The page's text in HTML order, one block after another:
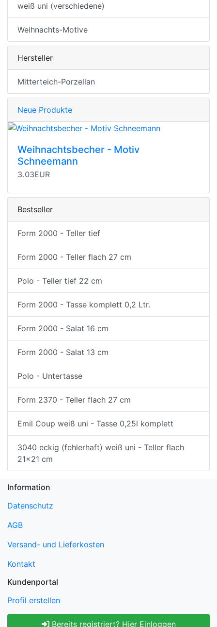
weiß uni (verschiedene)
Weihnachts-Motive
Hersteller
Mitterteich-Porzellan
Neue Produkte
Weihnachtsbecher - Motiv
Schneemann
3.03EUR
Bestseller
Form 2000 - Teller tief
Form 2000 - Teller flach 27 cm
Polo - Teller tief 22 cm
Form 2000 - Tasse komplett 0,2 Ltr.
Form 2000 - Salat 16 cm
Form 2000 - Salat 13 cm
Polo - Untertasse
Form 2370 - Teller flach 27 cm
Emil Coup weiß uni - Tasse 0,25l komplett
3040 eckig (fehlerhaft) weiß uni - Teller flach
21x21 cm
Information
Datenschutz
AGB
Versand- und Lieferkosten
Kontakt
Kundenportal
Profil erstellen
Bereits registriert? Hier Einloggen